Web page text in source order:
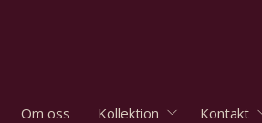
Om oss Kollektion Kontakt